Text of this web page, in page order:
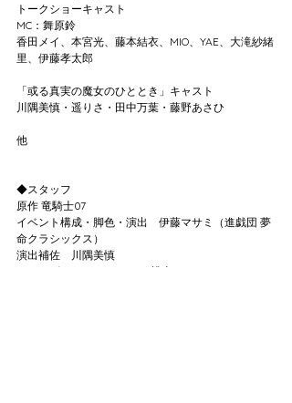
トークショーキャスト
MC：舞原鈴
香田メイ、本宮光、藤本結衣、MIO、YAE、大滝紗緒
里、伊藤孝太郎
「或る真実の魔女のひととき」キャスト
川隅美慎・遥りさ・田中万葉・藤野あさひ
他
◆スタッフ
原作 竜騎士07
イベント構成・脚色・演出　伊藤マサミ（進戯団 夢
命クラシックス）
演出補佐　川隅美慎
メインビジュアルイラスト 桃山ひなせ